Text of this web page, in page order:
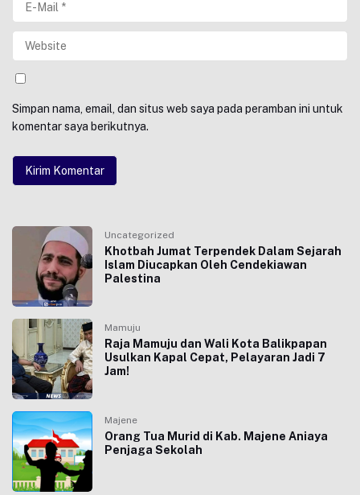
Simpan nama, email, dan situs web saya pada peramban ini untuk
komentar saya berikutnya.
Uncategorized
Khotbah Jumat Terpendek Dalam Sejarah
Islam Diucapkan Oleh Cendekiawan
Palestina
Mamuju
Raja Mamuju dan Wali Kota Balikpapan
Usulkan Kapal Cepat, Pelayaran Jadi 7
Jam!
Majene
Orang Tua Murid di Kab. Majene Aniaya
Penjaga Sekolah